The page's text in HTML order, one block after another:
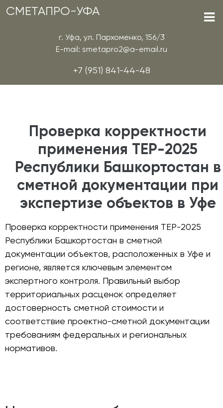
СМЕТАПРО-УФА
г. Уфа, ул. Пархоменко, 156/3
E-mail: smetapro2@a-email.ru
+7 (951) 841-44-48
Проверка корректности
применения ТЕР-2025
Республики Башкортостан в
сметной документации при
экспертизе объектов в Уфе
Проверка корректности применения ТЕР-2025
Республики Башкортостан в сметной
документации объектов, расположенных в Уфе и
регионе, является ключевым элементом
экспертного контроля. Правильный выбор
территориальных расценок определяет
достоверность сметной стоимости и
соответствие проектно-сметной документации
требованиям федеральных и региональных
нормативов.